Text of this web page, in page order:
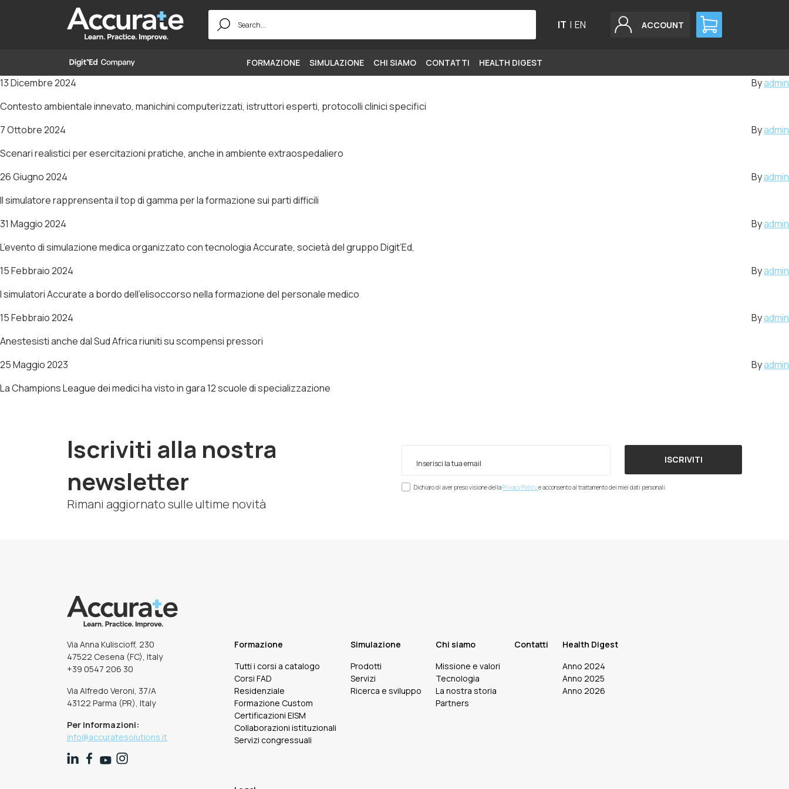
Search
for: IT | EN ACCOUNT
FORMAZIONE SIMULAZIONE CHI SIAMO CONTATTI HEALTH DIGEST
13 Dicembre 2024 Byadmin
Contesto ambientale innevato, manichini computerizzati, istruttori esperti, protocolli clinici specifici
7 Ottobre 2024
Byadmin
Scenari realistici per esercitazioni pratiche, anche in ambiente extraospedaliero
26 Giugno 2024
Byadmin
Il simulatore rapprensenta il top di gamma per la formazione sui parti difficili
31 Maggio 2024
Byadmin
L’evento di simulazione medica organizzato con tecnologia Accurate, società del gruppo Digit’Ed,
15 Febbraio 2024
Byadmin
I simulatori Accurate a bordo dell’elisoccorso nella formazione del personale medico
15 Febbraio 2024
Byadmin
Anestesisti anche dal Sud Africa riuniti su scompensi pressori
25 Maggio 2023
Byadmin
La Champions League dei medici ha visto in gara 12 scuole di specializzazione
Iscriviti alla nostra
newsletter
Rimani aggiornato sulle ultime novità
Dichiaro di aver preso visione dellaPrivacy Policye acconsento al trattamento dei miei dati personali.
ISCRIVITI
Via Anna Kuliscioff, 230
47522 Cesena (FC), Italy
+39 0547 206 30
Via Alfredo Veroni, 37/A
43122 Parma (PR), Italy
Per informazioni:
info@accuratesolutions.it
Formazione
Tutti i corsi a catalogo
Corsi FAD
Residenziale
Formazione Custom
Certificazioni EISM
Collaborazioni istituzionali
Servizi congressuali
Simulazione
Prodotti
Servizi
Ricerca e sviluppo
Chi siamo
Missione e valori
Tecnologia
La nostra storia
Partners
Contatti
Health Digest
Anno 2024
Anno 2025
Anno 2026